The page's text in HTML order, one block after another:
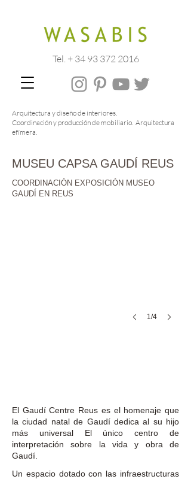
Arquitectura y diseño de interiores.
Coordinación y producción de mobiliario. Arquitectura
efímera.
Tel. + 34 93 372 2016
MUSEU CAPSA GAUDÍ REUS
COORDINACIÓN EXPOSICIÓN MUSEO
GAUDÍ EN REUS
1/4
El Gaudí Centre Reus es el homenaje que
la ciudad natal de Gaudí dedica al su hijo
más universal El único centro de
interpretación sobre la vida y obra de
Gaudí.
Un espacio dotado con las infraestructuras